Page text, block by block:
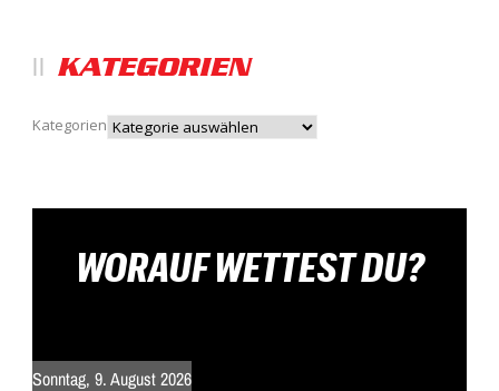
KATEGORIEN
Kategorien